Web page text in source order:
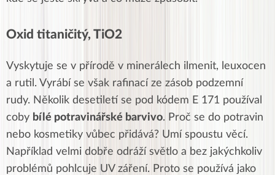
Oxid titaničitý, TiO2
Vyskytuje se v přírodě v minerálech ilmenit, leuxocen
a rutil. Vyrábí se však rafinací ze zásob podzemní
rudy. Několik desetiletí se pod kódem E 171 používal
coby bílé potravinářské barvivo. Proč se do potravin
nebo kosmetiky vůbec přidává? Umí spoustu věcí.
Například velmi dobře odráží světlo a bez jakýchkoliv
problémů pohlcuje UV záření. Proto se používá jako